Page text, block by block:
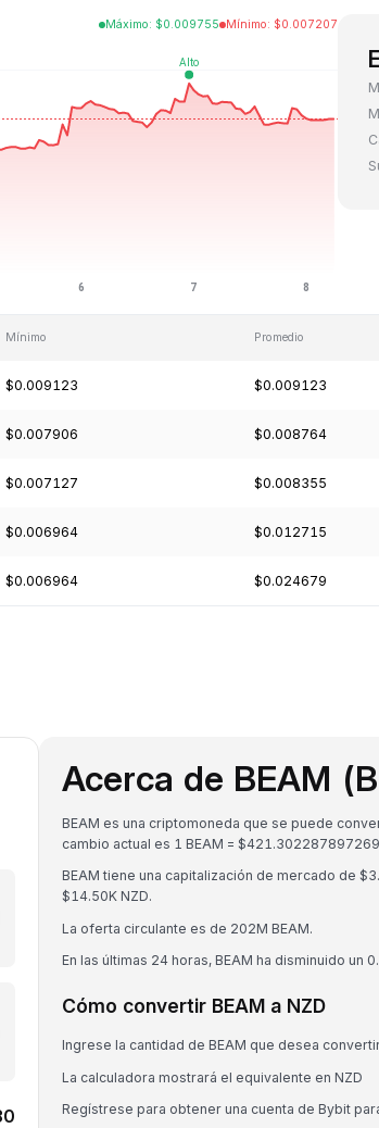
Máximo: $0.009755 Mínimo: $0.007207
Mínimo Promedio
$0.009123 $0.009123
$0.007906 $0.008764
$0.007127 $0.008355
$0.006964 $0.012715
$0.006964 $0.024679
Acerca de BEAM
BEAM es una criptomoneda que se puede
cambio actual es 1 BEAM =
BEAM tiene una capitalización de mercado de
$14.50K NZD.
La oferta circulante es de 202M BEAM.
En las últimas 24 horas, BEAM ha disminuido un
Cómo convertir BEAM a NZD
Ingrese la cantidad de BEAM que desea
La calculadora mostrará el equivalente en NZD
Regístrese para obtener una cuenta de Bybit